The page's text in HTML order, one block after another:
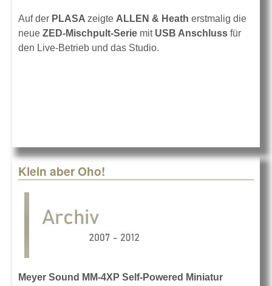
Auf der PLASA zeigte ALLEN & Heath erstmalig die
neue ZED-Mischpult-Serie mit USB Anschluss für
den Live-Betrieb und das Studio.
Klein aber Oho!
Meyer Sound MM-4XP Self-Powered Miniatur